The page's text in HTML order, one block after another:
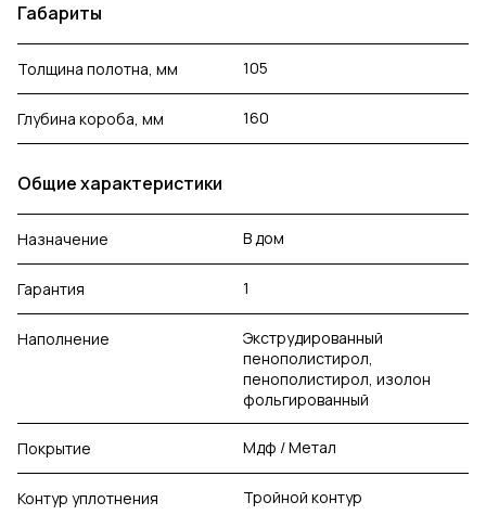
Габариты
Толщина полотна, мм 105
Глубина короба, мм 160
Общие характеристики
Назначение В дом
Гарантия 1
Наполнение
Экструдированный
пенополистирол,
пенополистирол, изолон
фольгированный
Покрытие Мдф / Метал
Контур уплотнения Тройной контур